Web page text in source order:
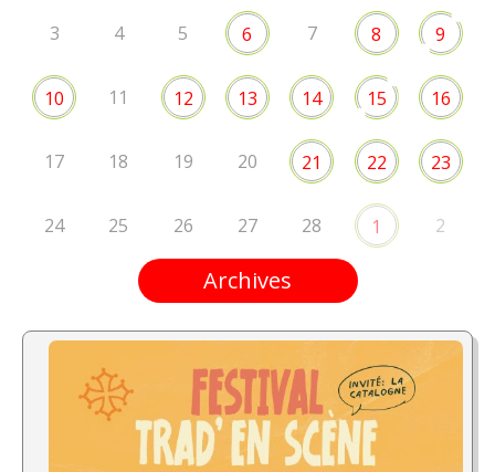
3 4 5 6 7 8 9
10 11 12 13 14 15 16
17 18 19 20 21 22 23
24 25 26 27 28 1 2
Archives